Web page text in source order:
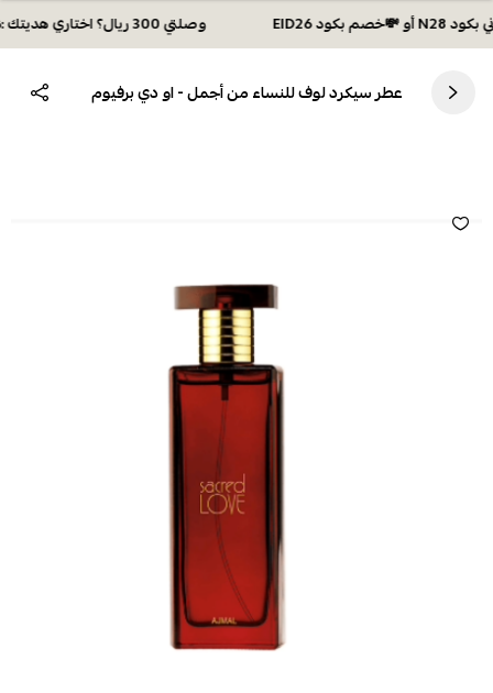
وصلتي 300 ريال؟ اختاري هديتك :🏍 شحن مجاني بكود N28 أو 💸خصم بكود EID26
عطر سيكرد لوف للنساء من أجمل - او دي برفيوم